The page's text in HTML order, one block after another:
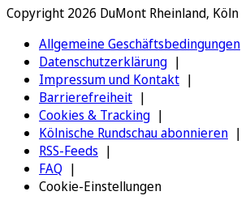
Copyright 2026 DuMont Rheinland, Köln
Allgemeine Geschäftsbedingungen
Datenschutzerklärung
Impressum und Kontakt
Barrierefreiheit
Cookies & Tracking
Kölnische Rundschau abonnieren
RSS-Feeds
FAQ
Cookie-Einstellungen